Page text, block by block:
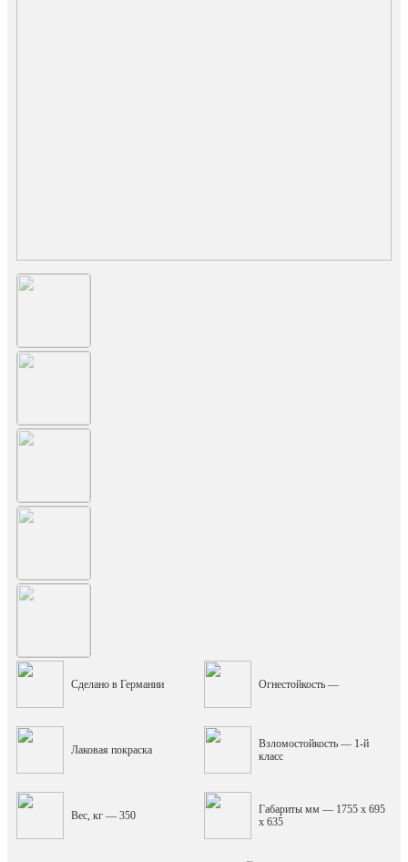
Сделано в Германии Огнестойкость —
Лаковая покраска
Взломостойкость — 1-й
класс
Вес, кг — 350
Габариты мм — 1755 x 695
x 635